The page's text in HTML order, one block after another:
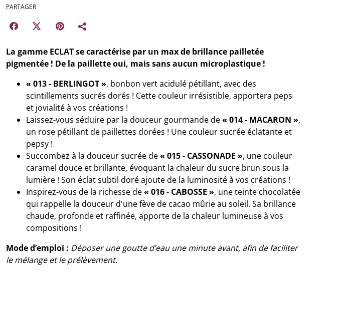
PARTAGER
La gamme ECLAT se caractérise par un max de brillance pailletée
pigmentée ! De la paillette oui, mais sans aucun microplastique !
« 013 - BERLINGOT », bonbon vert acidulé pétillant, avec des
scintillements sucrés dorés ! Cette couleur irrésistible, apportera peps
et jovialité à vos créations !
Laissez-vous séduire par la douceur gourmande de« 014 - MACARON »,
un rose pétillant de paillettes dorées ! Une couleur sucrée éclatante et
pepsy !
Succombez à la douceur sucrée de« 015 - CASSONADE », une couleur
caramel douce et brillante, évoquant la chaleur du sucre brun sous la
lumière ! Son éclat subtil doré ajoute de la luminosité à vos créations !
Inspirez-vous de la richesse de« 016 - CABOSSE », une teinte chocolatée
qui rappelle la douceur d'une fève de cacao mûrie au soleil. Sa brillance
chaude, profonde et raffinée, apporte de la chaleur lumineuse à vos
compositions !
Mode d’emploi : Déposer une goutte d’eau une minute avant, afin de faciliter
le mélange et le prélèvement.